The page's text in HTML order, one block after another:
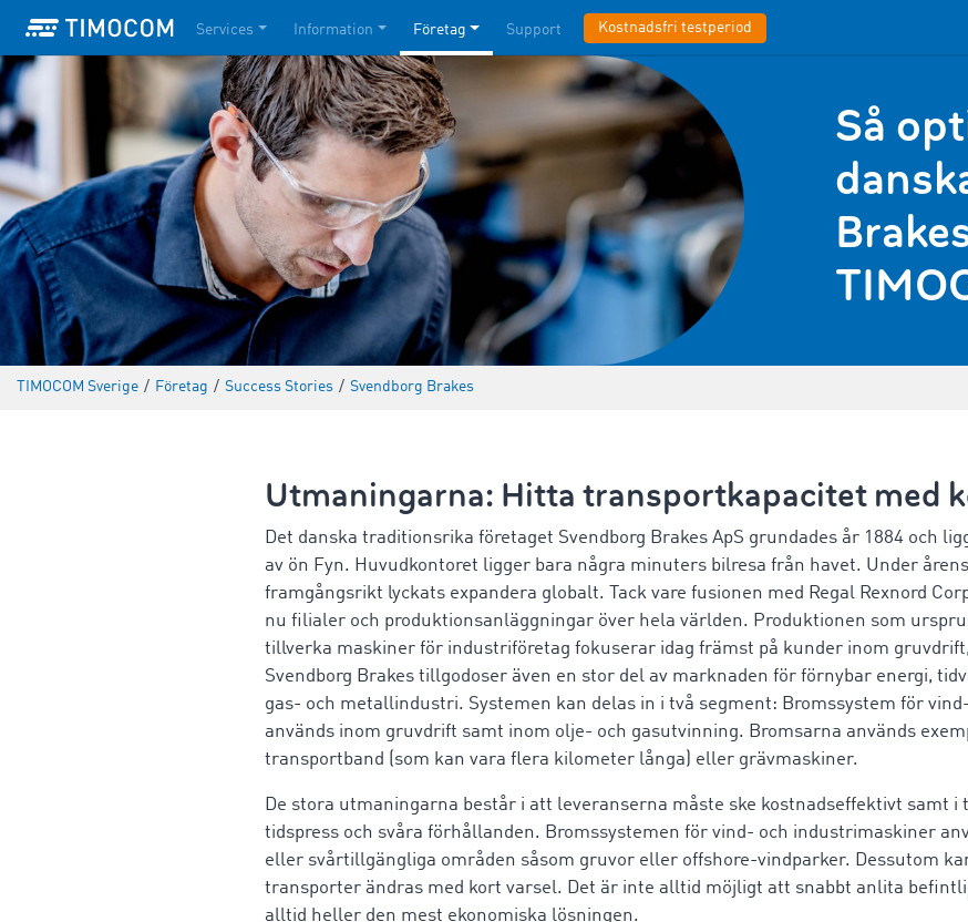
Services Information Företag Support Kostnadsfri testperiod
Så
TIMOCOM Sverige / Företag / Success Stories / Svendborg Brakes
Utmaningarna: Hitta transportkapacitet med
Det danska traditionsrika företaget Svendborg Brakes ApS grundades år 1884 och
av ön Fyn. Huvudkontoret ligger bara några minuters bilresa från havet. Under
framgångsrikt lyckats expandera globalt. Tack vare fusionen med Regal Rexnord
nu filialer och produktionsanläggningar över hela världen. Produktionen som
tillverka maskiner för industriföretag fokuserar idag främst på kunder inom
Svendborg Brakes tillgodoser även en stor del av marknaden för förnybar energi,
gas- och metallindustri. Systemen kan delas in i två segment: Bromssystem för
används inom gruvdrift samt inom olje- och gasutvinning. Bromsarna används
transportband (som kan vara flera kilometer långa) eller grävmaskiner.
De stora utmaningarna består i att leveranserna måste ske kostnadseffektivt samt i
tidspress och svåra förhållanden. Bromssystemen för vind- och industrimaskiner
eller svårtillgängliga områden såsom gruvor eller offshore-vindparker. Dessutom
transporter ändras med kort varsel. Det är inte alltid möjligt att snabbt anlita
alltid heller den mest ekonomiska lösningen.